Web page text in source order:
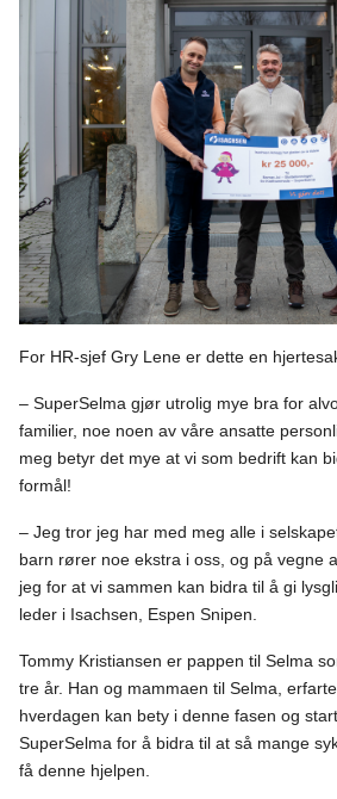
For HR-sjef Gry Lene er dette en
– SuperSelma gjør utrolig mye bra for
familier, noe noen av våre ansatte
meg betyr det mye at vi som bedrift kan
formål!
– Jeg tror jeg har med meg alle i
barn rører noe ekstra i oss, og på vegne
jeg for at vi sammen kan bidra til å gi
leder i Isachsen, Espen Snipen.
Tommy Kristiansen er pappen til Selma
tre år. Han og mammaen til Selma,
hverdagen kan bety i denne fasen og
SuperSelma for å bidra til at så mange
få denne hjelpen.